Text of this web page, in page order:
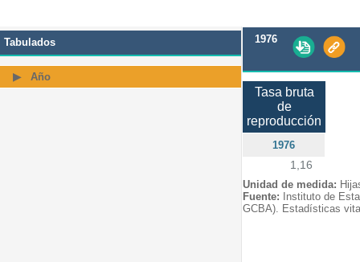
Tabulados
Año
1976
Tasa bruta
de
reproducción
1976
1,16
Unidad de medida:
Fuente: Instituto de
GCBA). Estadísticas